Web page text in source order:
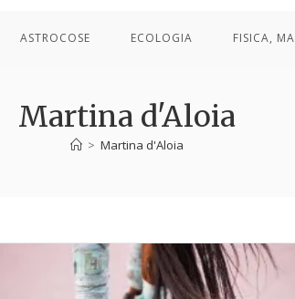
ASTROCOSE ECOLOGIA FISICA,
Martina d'Aloia
> Martina d'Aloia